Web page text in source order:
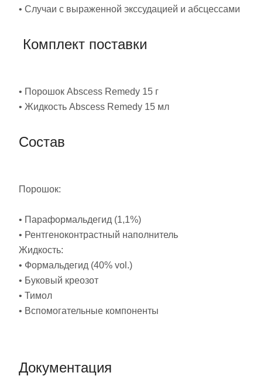
• Случаи с выраженной экссудацией и абсцессами
Комплект поставки
• Порошок Abscess Remedy 15 г
• Жидкость Abscess Remedy 15 мл
Состав
Порошок:
• Параформальдегид (1,1%)
• Рентгеноконтрастный наполнитель
Жидкость:
• Формальдегид (40% vol.)
• Буковый креозот
• Тимол
• Вспомогательные компоненты
Документация